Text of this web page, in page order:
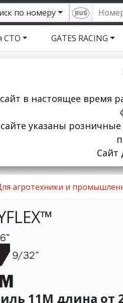
по номеру
СТО GATES RACING
в настоящее время
указаны
Сайт
агротехники и
11M длина от